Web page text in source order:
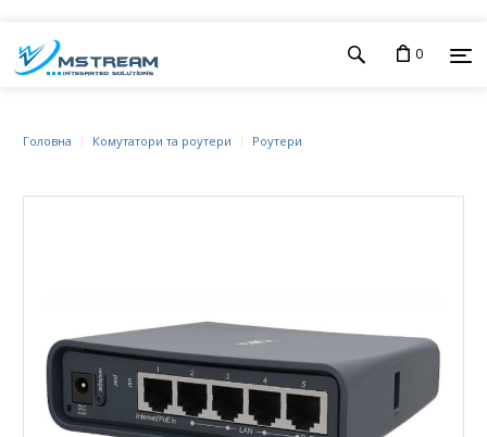
0
Головна Комутатори та роутери Роутери